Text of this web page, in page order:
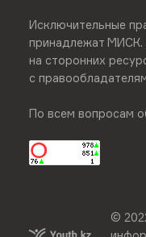
Исключительные
принадлежат
на сторонних
с
По всем вопросам
©